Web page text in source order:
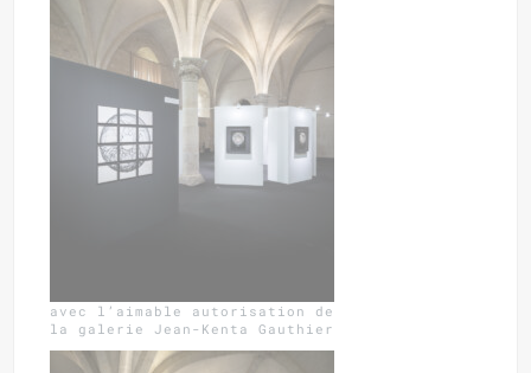
avec l’aimable autorisation de
la galerie Jean-Kenta Gauthier